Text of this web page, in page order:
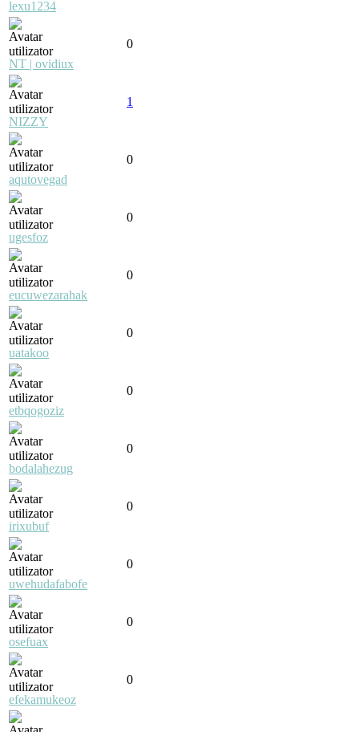
lexu1234
NT | ovidiux
0
NIZZY
1
aqutovegad
0
ugesfoz
0
eucuwezarahak
0
uatakoo
0
etbqogoziz
0
bodalahezug
0
irixubuf
0
uwehudafabofe
0
osefuax
0
efekamukeoz
0